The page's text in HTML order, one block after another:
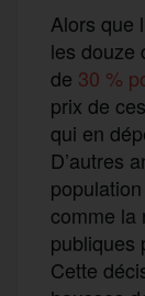
Alors que
les douze
de 30 %
prix de
qui en
D’autres
population
comme la
publiques
Cette